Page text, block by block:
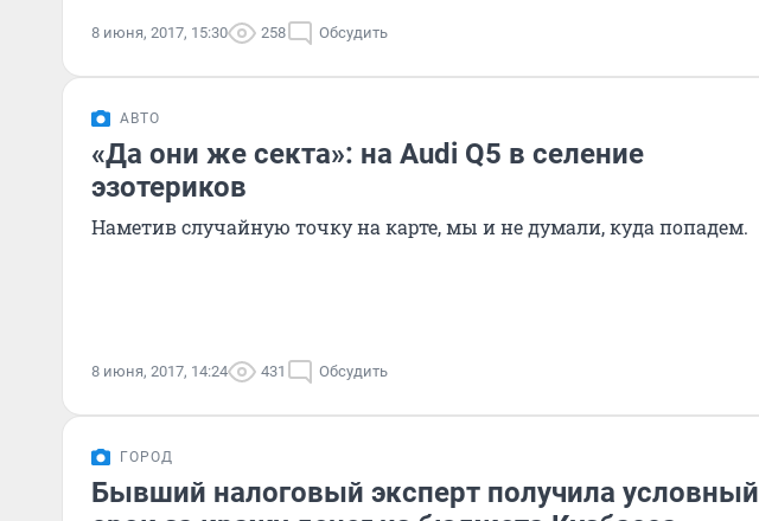
8 июня, 2017, 15:30 258 Обсудить
АВТО
«Да они же секта»: на Audi Q5 в селение
эзотериков
Наметив случайную точку на карте, мы и не думали, куда попадем.
8 июня, 2017, 14:24 431 Обсудить
ГОРОД
Бывший налоговый эксперт получила условный